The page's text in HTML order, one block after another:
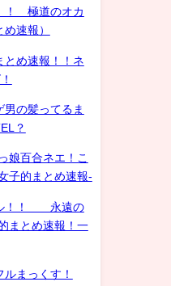
！ 極道のオカ
速報）
とめ速報！！ネ
男の髪ってるま
？
娘百合ネエ！こ
子的まとめ速報-
ル！！ 永遠の
まとめ速報！一
まっくす！